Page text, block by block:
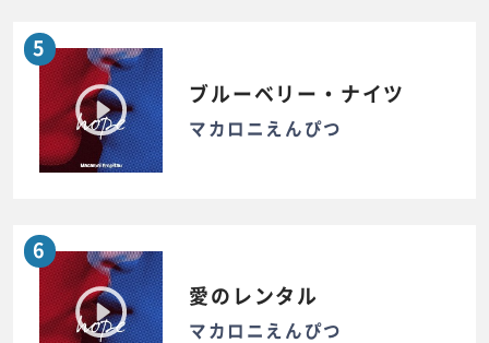
5
ブルーベリー・ナイツ
マカロニえんぴつ
6
愛のレンタル
マカロニえんぴつ